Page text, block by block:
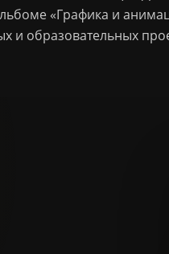
«Графика и
и образовательных